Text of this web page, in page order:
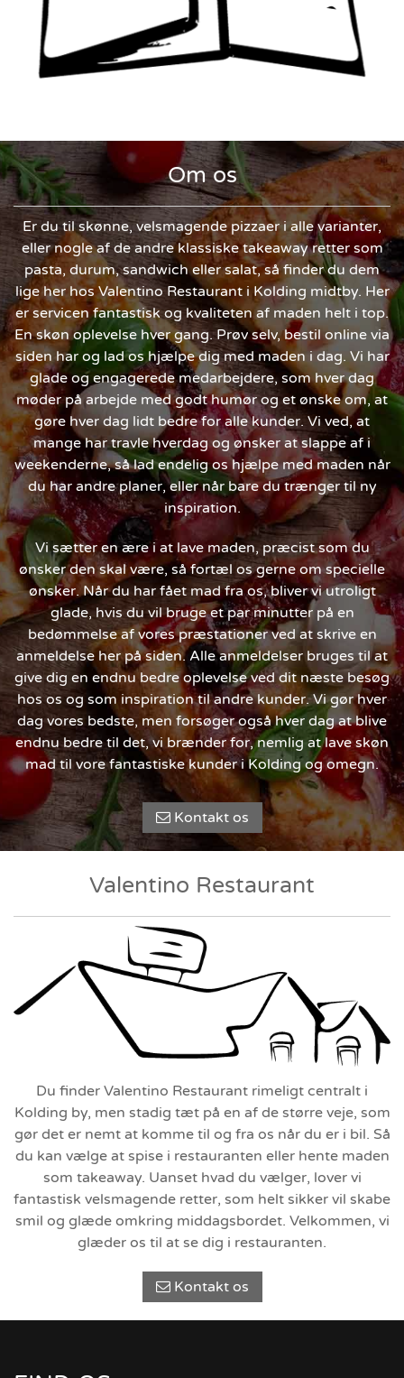
Om os
Er du til skønne, velsmagende pizzaer i alle varianter,
eller nogle af de andre klassiske takeaway retter som
pasta, durum, sandwich eller salat, så finder du dem
lige her hos Valentino Restaurant i Kolding midtby. Her
er servicen fantastisk og kvaliteten af maden helt i top.
En skøn oplevelse hver gang. Prøv selv, bestil online via
siden har og lad os hjælpe dig med maden i dag. Vi har
glade og engagerede medarbejdere, som hver dag
møder på arbejde med godt humør og et ønske om, at
gøre hver dag lidt bedre for alle kunder. Vi ved, at
mange har travle hverdag og ønsker at slappe af i
weekenderne, så lad endelig os hjælpe med maden når
du har andre planer, eller når bare du trænger til ny
inspiration.
Vi sætter en ære i at lave maden, præcist som du
ønsker den skal være, så fortæl os gerne om specielle
ønsker. Når du har fået mad fra os, bliver vi utroligt
glade, hvis du vil bruge et par minutter på en
bedømmelse af vores præstationer ved at skrive en
anmeldelse her på siden. Alle anmeldelser bruges til at
give dig en endnu bedre oplevelse ved dit næste besøg
hos os og som inspiration til andre kunder. Vi gør hver
dag vores bedste, men forsøger også hver dag at blive
endnu bedre til det, vi brænder for, nemlig at lave skøn
mad til vore fantastiske kunder i Kolding og omegn.
Kontakt os
Valentino Restaurant
Du finder Valentino Restaurant rimeligt centralt i
Kolding by, men stadig tæt på en af de større veje, som
gør det er nemt at komme til og fra os når du er i bil. Så
du kan vælge at spise i restauranten eller hente maden
som takeaway. Uanset hvad du vælger, lover vi
fantastisk velsmagende retter, som helt sikker vil skabe
smil og glæde omkring middagsbordet. Velkommen, vi
glæder os til at se dig i restauranten.
Kontakt os